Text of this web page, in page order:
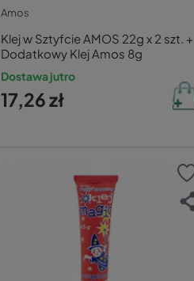
Amos
Klej w Sztyfcie AMOS 22g x 2 szt. +
Dodatkowy Klej Amos 8g
Dostawa jutro
17,26 zł